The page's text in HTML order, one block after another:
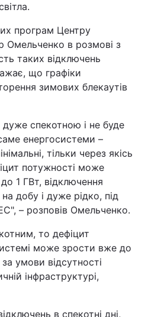
програм Центру
Омельченко в розмові з
таких відключень
що графіки
зимових блекаутів
спекотною і не буде
енергосистеми –
тільки через якісь
потужності може
1 ГВт, відключення
добу і дуже рідко, під
– розповів Омельченко.
то дефіцит
може зрости вже до
умови відсутності
інфраструктурі,
в спекотні дні,